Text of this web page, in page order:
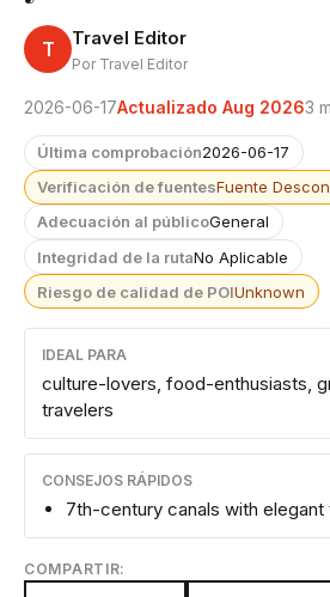
T Travel Editor
Por Travel Editor
2026-06-17Actualizado Aug 20263
Última comprobación2026-06-17
Verificación de fuentesFuente
Adecuación al públicoGeneral
Integridad de la rutaNo Aplicable
Riesgo de calidad de POIUnknown
IDEAL PARA
culture-lovers, food-enthusiasts,
travelers
CONSEJOS RÁPIDOS
7th-century canals with elegant
COMPARTIR: